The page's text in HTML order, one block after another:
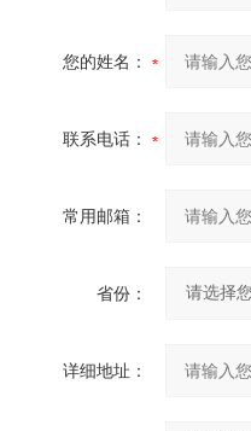
您的姓名：
联系电话：
常用邮箱：
省份：
详细地址：